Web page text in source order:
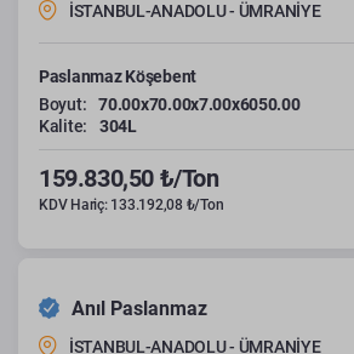
İSTANBUL-ANADOLU - ÜMRANİYE
Paslanmaz Köşebent
Boyut:
70.00x70.00x7.00x6050.00
Kalite:
304L
159.830,50 ₺/Ton
KDV Hariç: 133.192,08 ₺/Ton
Anıl Paslanmaz
İSTANBUL-ANADOLU - ÜMRANİYE